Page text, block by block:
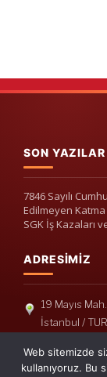
SON YAZILAR
7846 Sayılı
Edilmeyen
SGK İş Kazaları
ADRESIMIZ
19 Mayıs
İstanbul /
Telefon:
Telefon:
Web sitemizde
kullanıyoruz. Bu